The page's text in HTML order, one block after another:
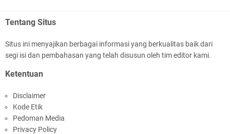
Tentang Situs
Situs ini menyajikan berbagai informasi yang berkualitas baik dari
segi isi dan pembahasan yang telah disusun oleh tim editor kami.
Ketentuan
Disclaimer
Kode Etik
Pedoman Media
Privacy Policy